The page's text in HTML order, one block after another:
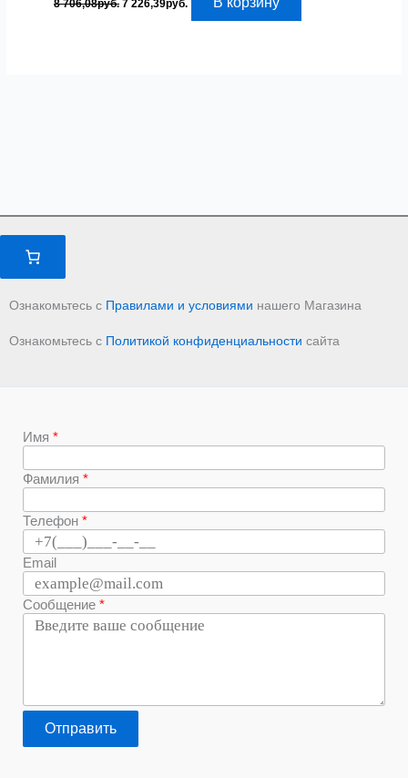
8 706,08руб. 7 226,39руб.
Ознакомьтесь с Правилами и условиями нашего Магазина
Ознакомьтесь с Политикой конфиденциальности сайта
Имя
Фамилия
Телефон
Email
Сообщение
Отправить